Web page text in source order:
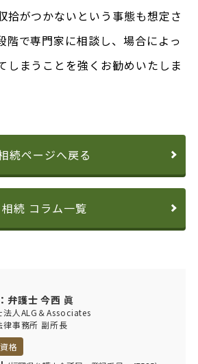
拾がつかないという事態も想定さ
階で専門家に相談し、場合によっ
しまうことを強くお勧めいたしま
続ページへ戻る
相続 コラム一覧
弁護士 今西 眞
法人ALG＆Associates
律事務所 副所長
格